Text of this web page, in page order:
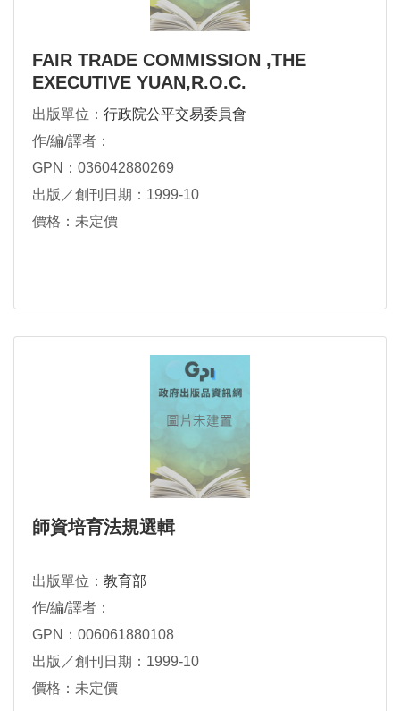
FAIR TRADE COMMISSION ,THE
EXECUTIVE YUAN,R.O.C.
出版單位： 行政院公平交易委員會
作/編/譯者：
GPN：036042880269
出版／創刊日期：1999-10
價格：未定價
師資培育法規選輯
出版單位： 教育部
作/編/譯者：
GPN：006061880108
出版／創刊日期：1999-10
價格：未定價